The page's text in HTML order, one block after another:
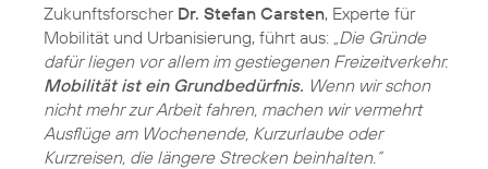
Zukunftsforscher Dr. Stefan Carsten, Experte für
Mobilität und Urbanisierung, führt aus: „Die Gründe
dafür liegen vor allem im gestiegenen Freizeitverkehr.
Mobilität ist ein Grundbedürfnis. Wenn wir schon
nicht mehr zur Arbeit fahren, machen wir vermehrt
Ausflüge am Wochenende, Kurzurlaube oder
Kurzreisen, die längere Strecken beinhalten.“